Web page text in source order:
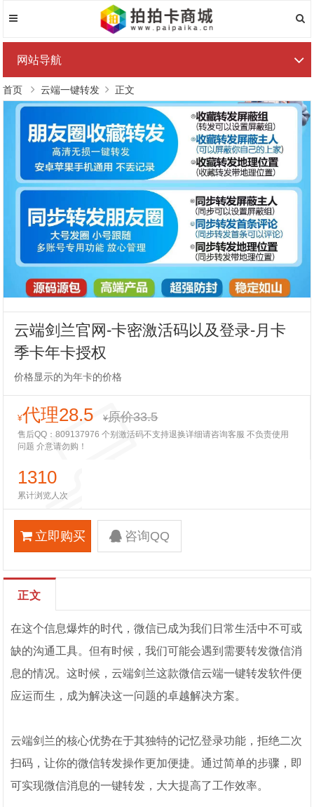
网站导航
首页 云端一键转发 正文
云端剑兰官网-卡密激活码以及登录-月卡
季卡年卡授权
价格显示的为年卡的价格
¥代理28.5 ¥原价33.5
售后QQ：809137976 个别激活码不支持退换详细请咨询客服 不负责使用
问题 介意请勿购！
1310
累计浏览人次
立即购买 咨询QQ
正文
在这个信息爆炸的时代，微信已成为我们日常生活中不可或
缺的沟通工具。但有时候，我们可能会遇到需要转发微信消
息的情况。这时候，云端剑兰这款微信云端一键转发软件便
应运而生，成为解决这一问题的卓越解决方案。
云端剑兰的核心优势在于其独特的记忆登录功能，拒绝二次
扫码，让你的微信转发操作更加便捷。通过简单的步骤，即
可实现微信消息的一键转发，大大提高了工作效率。